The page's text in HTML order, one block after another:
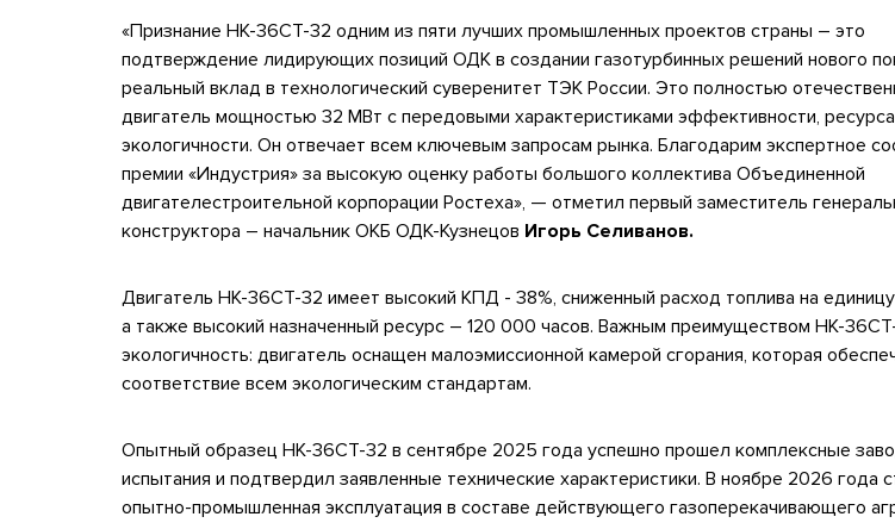
«Признание НК-36СТ-32 одним из пяти лучших промышленных проектов страны – это
подтверждение лидирующих позиций ОДК в создании газотурбинных решений нового
реальный вклад в технологический суверенитет ТЭК России. Это полностью
двигатель мощностью 32 МВт с передовыми характеристиками эффективности,
экологичности. Он отвечает всем ключевым запросам рынка. Благодарим экспертное
премии «Индустрия» за высокую оценку работы большого коллектива Объединенной
двигателестроительной корпорации Ростеха», — отметил первый заместитель
конструктора – начальник ОКБ ОДК-Кузнецов Игорь Селиванов.
Двигатель НК-36СТ-32 имеет высокий КПД - 38%, сниженный расход топлива на
а также высокий назначенный ресурс – 120 000 часов. Важным преимуществом НК-
экологичность: двигатель оснащен малоэмиссионной камерой сгорания, которая
соответствие всем экологическим стандартам.
Опытный образец НК-36СТ-32 в сентябре 2025 года успешно прошел комплексные
испытания и подтвердил заявленные технические характеристики. В ноябре 2026 года
опытно-промышленная эксплуатация в составе действующего газоперекачивающего